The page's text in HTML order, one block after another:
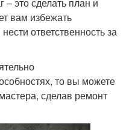
это сделать план и
вам избежать
ответственность за
то вы можете
сделав ремонт